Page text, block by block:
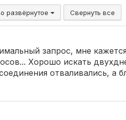
развёрнутое Свернуть все
запрос, мне
Хорошо искать
отваливались, а